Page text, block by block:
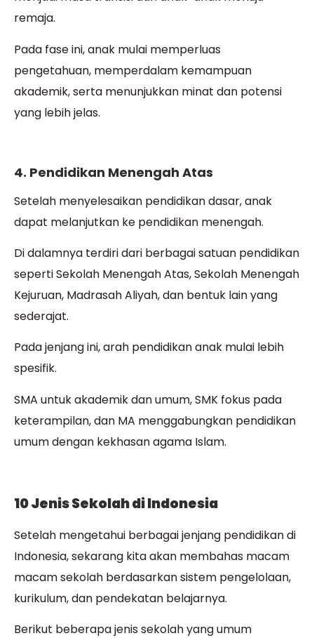
remaja.
Pada fase ini, anak mulai memperluas
pengetahuan, memperdalam kemampuan
akademik, serta menunjukkan minat dan potensi
yang lebih jelas.
4. Pendidikan Menengah Atas
Setelah menyelesaikan pendidikan dasar, anak
dapat melanjutkan ke pendidikan menengah.
Di dalamnya terdiri dari berbagai satuan pendidikan
seperti Sekolah Menengah Atas, Sekolah Menengah
Kejuruan, Madrasah Aliyah, dan bentuk lain yang
sederajat.
Pada jenjang ini, arah pendidikan anak mulai lebih
spesifik.
SMA untuk akademik dan umum, SMK fokus pada
keterampilan, dan MA menggabungkan pendidikan
umum dengan kekhasan agama Islam.
10 Jenis Sekolah di Indonesia
Setelah mengetahui berbagai jenjang pendidikan di
Indonesia, sekarang kita akan membahas macam
macam sekolah berdasarkan sistem pengelolaan,
kurikulum, dan pendekatan belajarnya.
Berikut beberapa jenis sekolah yang umum